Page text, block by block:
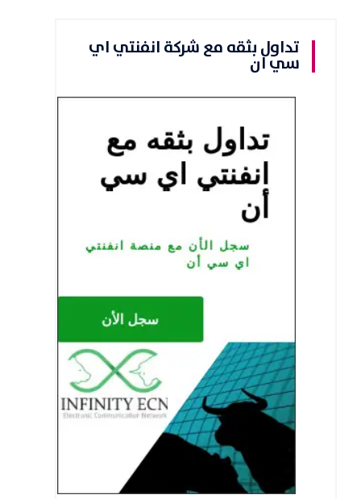
تداول بثقه مع شركة انفنتي اي
سي ان